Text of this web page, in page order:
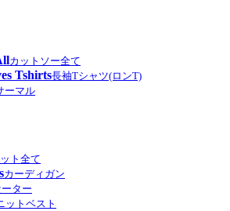
カットソー全て
Tshirts長袖Tシャツ(ロンT)
ーマル
ト全て
カーディガン
ーター
ットベスト